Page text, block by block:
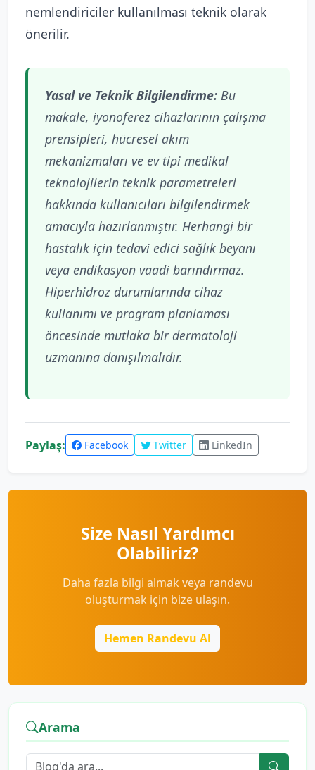
nemlendiriciler kullanılması teknik olarak
önerilir.
Yasal ve Teknik Bilgilendirme: Bu
makale, iyonoferez cihazlarının çalışma
prensipleri, hücresel akım
mekanizmaları ve ev tipi medikal
teknolojilerin teknik parametreleri
hakkında kullanıcıları bilgilendirmek
amacıyla hazırlanmıştır. Herhangi bir
hastalık için tedavi edici sağlık beyanı
veya endikasyon vaadi barındırmaz.
Hiperhidroz durumlarında cihaz
kullanımı ve program planlaması
öncesinde mutlaka bir dermatoloji
uzmanına danışılmalıdır.
Paylaş: Facebook Twitter LinkedIn
Size Nasıl Yardımcı
Olabiliriz?
Daha fazla bilgi almak veya randevu
oluşturmak için bize ulaşın.
Hemen Randevu Al
Arama